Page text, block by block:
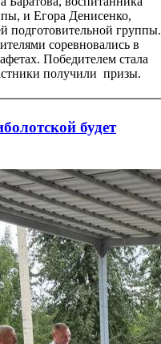
и Егора Денисенко,
подготовительной группы.
соревновались в
Победителем стала
получили призы.
будет